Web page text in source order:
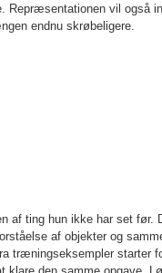
Repræsentationen vil også
endnu skrøbeligere.
af ting hun ikke har set før.
af objekter og
træningseksempler starter